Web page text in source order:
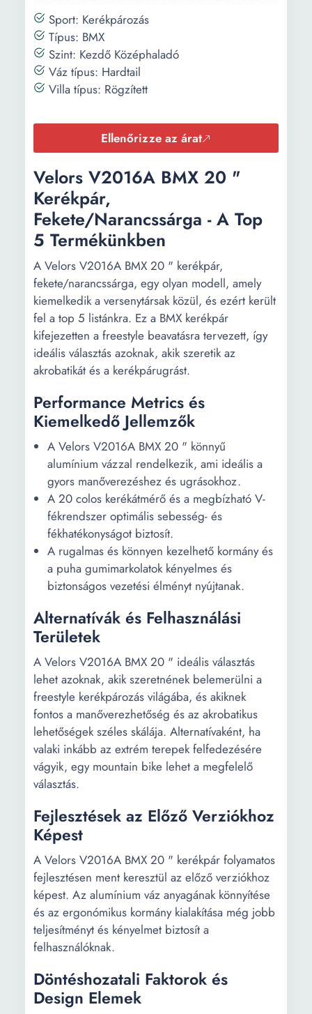
Sport: Kerékpározás
Típus: BMX
Szint: Kezdő Középhaladó
Váz típus: Hardtail
Villa típus: Rögzített
Ellenőrizze az árat
Velors V2016A BMX 20 "
Kerékpár,
Fekete/Narancssárga - A Top
5 Termékünkben
A Velors V2016A BMX 20 " kerékpár,
fekete/narancssárga, egy olyan modell, amely
kiemelkedik a versenytársak közül, és ezért került
fel a top 5 listánkra. Ez a BMX kerékpár
kifejezetten a freestyle beavatásra tervezett, így
ideális választás azoknak, akik szeretik az
akrobatikát és a kerékpárugrást.
Performance Metrics és
Kiemelkedő Jellemzők
A Velors V2016A BMX 20 " könnyű
alumínium vázzal rendelkezik, ami ideális a
gyors manőverezéshez és ugrásokhoz.
A 20 colos kerékátmérő és a megbízható V-
fékrendszer optimális sebesség- és
fékhatékonyságot biztosít.
A rugalmas és könnyen kezelhető kormány és
a puha gumimarkolatok kényelmes és
biztonságos vezetési élményt nyújtanak.
Alternatívák és Felhasználási
Területek
A Velors V2016A BMX 20 " ideális választás
lehet azoknak, akik szeretnének belemerülni a
freestyle kerékpározás világába, és akiknek
fontos a manőverezhetőség és az akrobatikus
lehetőségek széles skálája. Alternatívaként, ha
valaki inkább az extrém terepek felfedezésére
vágyik, egy mountain bike lehet a megfelelő
választás.
Fejlesztések az Előző Verziókhoz
Képest
A Velors V2016A BMX 20 " kerékpár folyamatos
fejlesztésen ment keresztül az előző verziókhoz
képest. Az alumínium váz anyagának könnyítése
és az ergonómikus kormány kialakítása még jobb
teljesítményt és kényelmet biztosít a
felhasználóknak.
Döntéshozatali Faktorok és
Design Elemek